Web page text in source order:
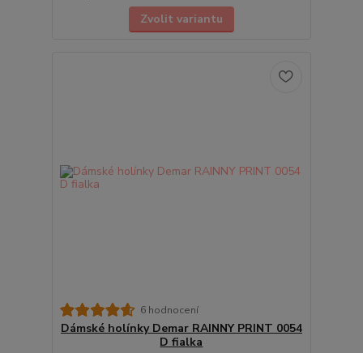
Zvolit variantu
6 hodnocení
Dámské holínky Demar RAINNY PRINT 0054
D fialka